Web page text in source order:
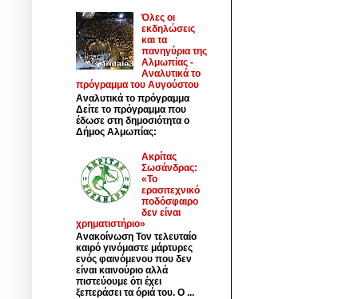
Όλες οι
εκδηλώσεις
και τα
πανηγύρια της
Αλμωπίας -
Αναλυτικά το
πρόγραμμα του Αυγούστου
Αναλυτικά το πρόγραμμα
Δείτε το πρόγραμμα που
έδωσε στη δημοσιότητα ο
Δήμος Αλμωπίας:
Ακρίτας
Σωσάνδρας:
«Το
ερασιτεχνικό
ποδόσφαιρο
δεν είναι
χρηματιστήριο»
Ανακοίνωση Τον τελευταίο
καιρό γινόμαστε μάρτυρες
ενός φαινόμενου που δεν
είναι καινούριο αλλά
πιστεύουμε ότι έχει
ξεπεράσει τα όριά του. Ο ...